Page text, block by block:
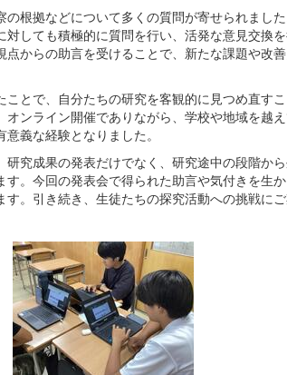
根拠などについて多くの質問が寄せられまし
しても積極的に質問を行い、活発な意見交換
からの助言を受けることで、新たな課題や改善
とで、自分たちの研究を客観的に見つめ直す
ンライン開催でありながら、学校や地域を越え
義な経験となりました。
究成果の発表だけでなく、研究途中の段階か
。今回の発表会で得られた助言や気付きを生
。引き続き、生徒たちの探究活動への挑戦に